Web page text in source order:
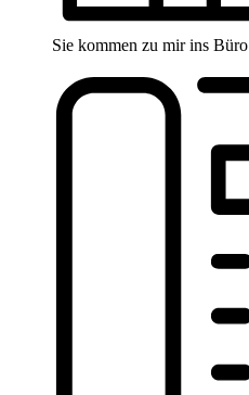
Sie kommen zu mir ins Büro